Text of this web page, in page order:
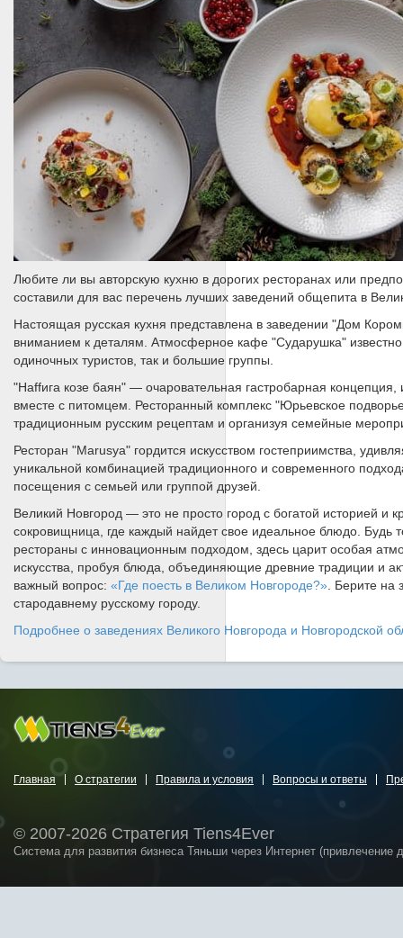
Любите ли вы авторскую кухню в дорогих ресторанах или
составили для вас перечень лучших заведений общепита в
Настоящая русская кухня представлена в заведении "Дом
вниманием к деталям. Атмосферное кафе "Сударушка"
одиночных туристов, так и большие группы.
"Наffига козе баян" — очаровательная гастробарная
вместе с питомцем. Ресторанный комплекс "Юрьевское
традиционным русским рецептам и организуя семейные
Ресторан "Marusya" гордится искусством гостеприимства,
уникальной комбинацией традиционного и современного
посещения с семьей или группой друзей.
Великий Новгород — это не просто город с богатой историей
сокровищница, где каждый найдет свое идеальное блюдо. Будь
рестораны с инновационным подходом, здесь царит особая
искусства, пробуя блюда, объединяющие древние традиции и
важный вопрос: «Где поесть в Великом Новгороде?» . Берите на
стародавнему русскому городу.
Подробнее о заведениях Великого Новгорода и Новгородской
Главная О стратегии Правила и условия Вопросы и ответы
© 2007-2026 Стратегия Tiens4Ever
Система для развития бизнеса Тяньши через Интернет (привлечение